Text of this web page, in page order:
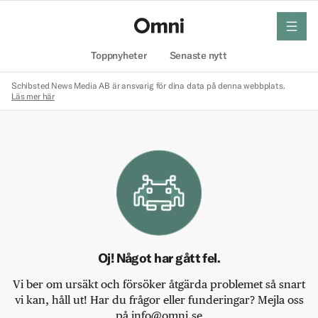
Toppnyheter Senaste nytt
meny
Schibsted News Media AB är ansvarig för dina data på denna webbplats.
Läs mer här
Oj! Något har gått fel.
Vi ber om ursäkt och försöker åtgärda problemet så snart
vi kan, håll ut! Har du frågor eller funderingar? Mejla oss